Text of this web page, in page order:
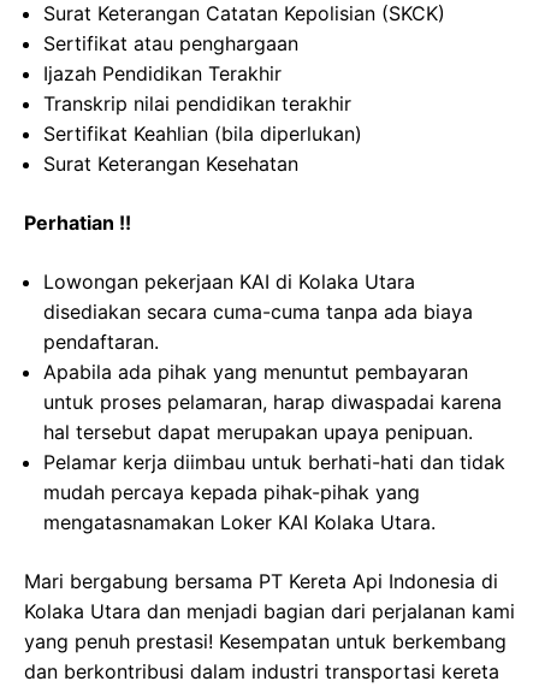
Surat Keterangan Catatan Kepolisian (SKCK)
Sertifikat atau penghargaan
Ijazah Pendidikan Terakhir
Transkrip nilai pendidikan terakhir
Sertifikat Keahlian (bila diperlukan)
Surat Keterangan Kesehatan
Perhatian !!
Lowongan pekerjaan KAI di Kolaka Utara
disediakan secara cuma-cuma tanpa ada biaya
pendaftaran.
Apabila ada pihak yang menuntut pembayaran
untuk proses pelamaran, harap diwaspadai karena
hal tersebut dapat merupakan upaya penipuan.
Pelamar kerja diimbau untuk berhati-hati dan tidak
mudah percaya kepada pihak-pihak yang
mengatasnamakan Loker KAI Kolaka Utara.
Mari bergabung bersama PT Kereta Api Indonesia di
Kolaka Utara dan menjadi bagian dari perjalanan kami
yang penuh prestasi! Kesempatan untuk berkembang
dan berkontribusi dalam industri transportasi kereta